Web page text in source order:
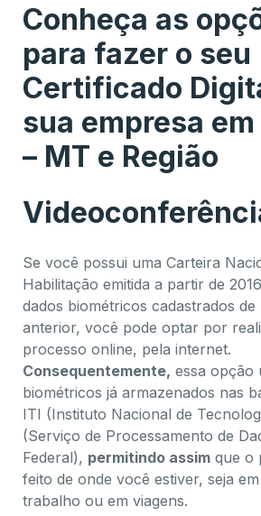
Conheça as
para fazer o seu
Certificado
sua empresa
– MT e Região
Se você possui uma Carteira
Habilitação emitida a partir de
dados biométricos cadastrados
anterior, você pode optar por
processo online, pela internet.
Consequentemente, essa opção
biométricos já armazenados nas
ITI (Instituto Nacional de
(Serviço de Processamento de
Federal), permitindo assim que o
feito de onde você estiver, seja
trabalho ou em viagens.